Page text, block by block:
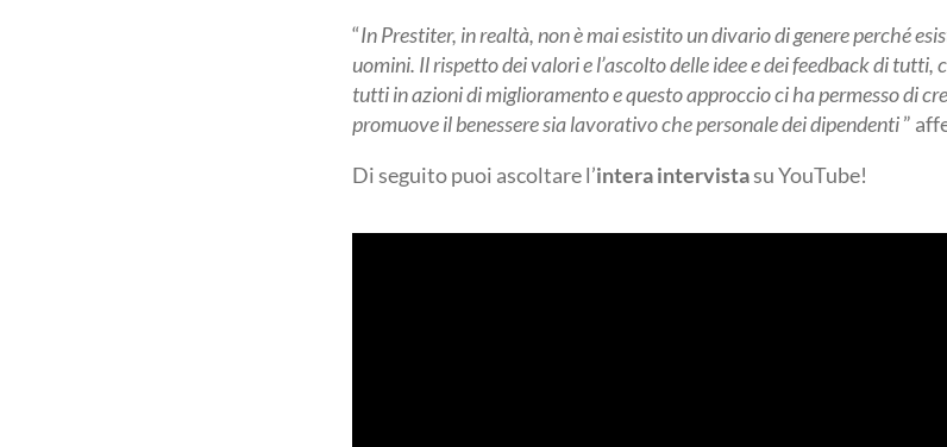
“In Prestiter, in realtà, non è mai esistito un divario di genere perché
uomini. Il rispetto dei valori e l’ascolto delle idee e dei feedback di
tutti in azioni di miglioramento e questo approccio ci ha permesso di
promuove il benessere sia lavorativo che personale dei dipendenti”
Di seguito puoi ascoltare l’intera intervistasu YouTube!